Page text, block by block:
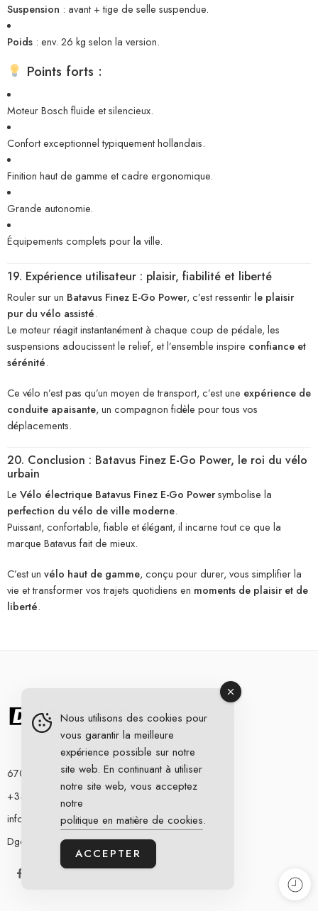
Suspension : avant + tige de selle suspendue.
Poids : env. 26 kg selon la version.
Points forts :
Moteur Bosch fluide et silencieux.
Confort exceptionnel typiquement hollandais.
Finition haut de gamme et cadre ergonomique.
Grande autonomie.
Équipements complets pour la ville.
19. Expérience utilisateur : plaisir, fiabilité et liberté
Rouler sur un Batavus Finez E-Go Power, c’est ressentir le plaisir
pur du vélo assisté.
Le moteur réagit instantanément à chaque coup de pédale, les
suspensions adoucissent le relief, et l’ensemble inspire confiance et
sérénité.
Ce vélo n’est pas qu’un moyen de transport, c’est une expérience de
conduite apaisante, un compagnon fidèle pour tous vos
déplacements.
20. Conclusion : Batavus Finez E-Go Power, le roi du vélo
urbain
Le Vélo électrique Batavus Finez E-Go Powersymbolise la
perfection du vélo de ville moderne.
Puissant, confortable, fiable et élégant, il incarne tout ce que la
marque Batavus fait de mieux.
C’est un vélo haut de gamme, conçu pour durer, vous simplifier la
vie et transformer vos trajets quotidiens en moments de plaisir et de
liberté.
670 Rte des Arravons, 69510 Thurins France.
+33 7 80 90 57 74
info@dgcycling.com
Dgcycling.com
Nous utilisons des cookies pour
vous garantir la meilleure
expérience possible sur notre
site web. En continuant à utiliser
notre site web, vous acceptez
notre
politique en matière de cookies.
ACCEPTER